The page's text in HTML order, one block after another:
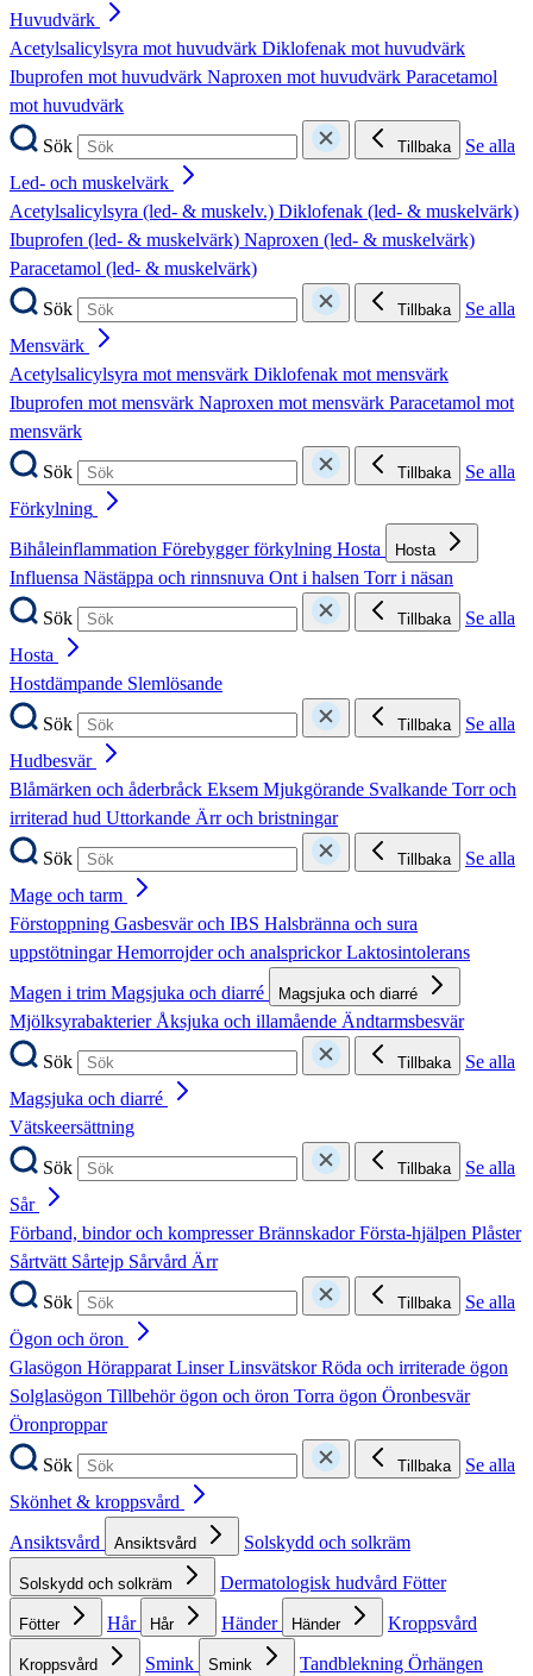
Huvudvärk
Acetylsalicylsyra mot huvudvärk Diklofenak mot huvudvärk
Ibuprofen mot huvudvärk Naproxen mot huvudvärk Paracetamol
mot huvudvärk
Sök
Tillbaka
Se alla
Led- och muskelvärk
Acetylsalicylsyra (led- & muskelv.) Diklofenak (led- & muskelvärk)
Ibuprofen (led- & muskelvärk) Naproxen (led- & muskelvärk)
Paracetamol (led- & muskelvärk)
Sök
Tillbaka
Se alla
Mensvärk
Acetylsalicylsyra mot mensvärk Diklofenak mot mensvärk
Ibuprofen mot mensvärk Naproxen mot mensvärk Paracetamol mot
mensvärk
Sök
Tillbaka
Se alla
Förkylning
Bihåleinflammation Förebygger förkylning Hosta Hosta
Influensa Nästäppa och rinnsnuva Ont i halsen Torr i näsan
Sök
Tillbaka
Se alla
Hosta
Hostdämpande Slemlösande
Sök
Tillbaka
Se alla
Hudbesvär
Blåmärken och åderbråck Eksem Mjukgörande Svalkande Torr och
irriterad hud Uttorkande Ärr och bristningar
Sök
Tillbaka
Se alla
Mage och tarm
Förstoppning Gasbesvär och IBS Halsbränna och sura
uppstötningarHemorrojder och analsprickorLaktosintolerans
Magen i trim Magsjuka och diarré Magsjuka och diarré
MjölksyrabakterierÅksjuka och illamående Ändtarmsbesvär
Sök
Tillbaka
Se alla
Magsjuka och diarré
Vätskeersättning
Sök
Tillbaka
Se alla
Sår
Förband, bindor och kompresserBrännskadorFörsta-hjälpen Plåster
Sårtvätt Sårtejp Sårvård Ärr
Sök
Tillbaka
Se alla
Ögon och öron
Glasögon HörapparatLinserLinsvätskorRöda och irriterade ögon
Solglasögon Tillbehör ögon och öron Torra ögon Öronbesvär
Öronproppar
Sök
Tillbaka
Se alla
Skönhet & kroppsvård
Ansiktsvård
Ansiktsvård Solskydd och solkräm
Solskydd och solkräm Dermatologisk hudvård Fötter
Fötter Hår Hår Händer Händer Kroppsvård
Kroppsvård Smink Smink Tandblekning Örhängen